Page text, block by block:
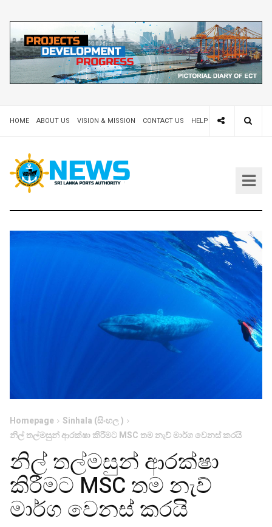
HOME ABOUT US VISION & MISSION CONTACT US HELP DESK 24X7
Homepage
Sinhala (සිංහල )
නිල් තල්මසුන් ආරක්ෂා කිරීමට MSC තම නැව් මාර්ග වෙනස් කරයි
නිල් තල්මසුන් ආරක්ෂා
කිරීමට MSC තම නැව්
මාර්ග වෙනස් කරයි